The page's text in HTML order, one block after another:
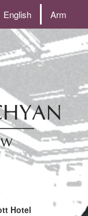
English Arm
Hotel